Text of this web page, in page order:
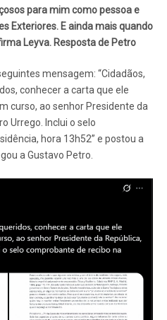
para mim como pessoa e
Exteriores. E ainda mais quando
Leyva. Resposta de Petro
mensagem: “Cidadãos,
conhecer a carta que ele
curso, ao senhor Presidente da
Urrego. Inclui o selo
hora 13h52” e postou a
a Gustavo Petro.